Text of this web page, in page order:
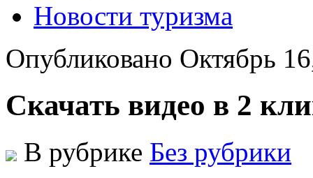
Новости туризма
Опубликовано Октябрь
Скачать видео в 2
В рубрике Без рубрики